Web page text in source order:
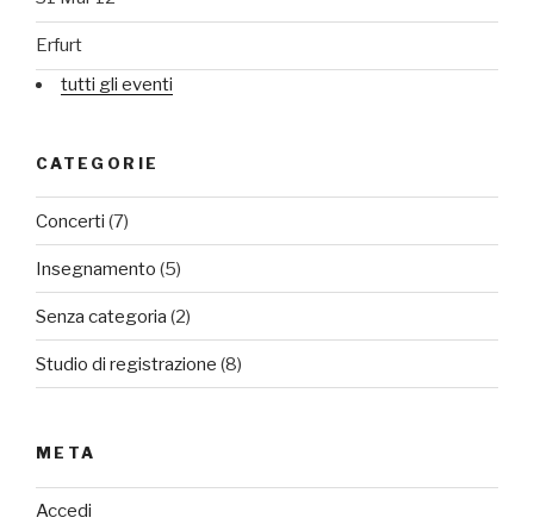
Erfurt
tutti gli eventi
CATEGORIE
Concerti (7)
Insegnamento (5)
Senza categoria (2)
Studio di registrazione (8)
META
Accedi